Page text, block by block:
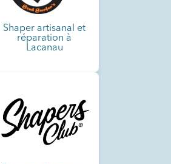
Shaper artisanal et
réparation à
Lacanau